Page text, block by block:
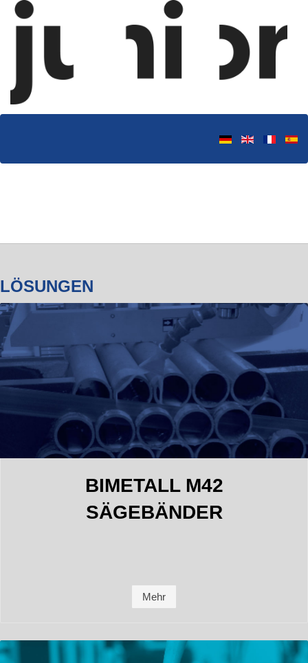
INTELLIGENTE
LÖSUNGEN
BIMETALL M42
SÄGEBÄNDER
Mehr